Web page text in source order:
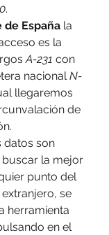
.
de España la
es la
A-231 con
nacional N-
llegaremos
de
datos son
la mejor
punto del
se
herramienta
en el